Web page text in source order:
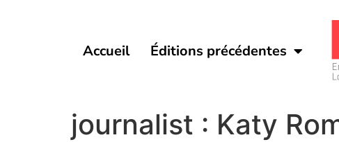
Accueil Éditions précédentes
journalist : Katy